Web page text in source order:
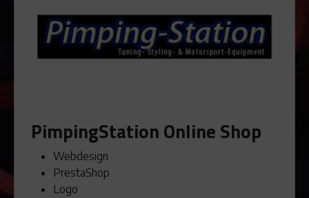
PimpingStation Online Shop
Webdesign
PrestaShop
Logo